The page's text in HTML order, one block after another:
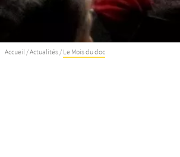
Accueil /Actualités/ Le Mois du doc